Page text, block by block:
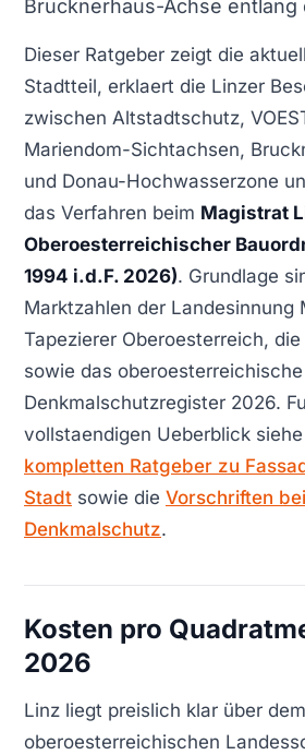
Brucknerhaus-Achse entlang
Dieser Ratgeber zeigt die
Stadtteil, erklaert die Linzer
zwischen Altstadtschutz,
Mariendom-Sichtachsen,
und Donau-Hochwasserzone
das Verfahren beim Magistrat
Oberoesterreichischer
1994 i.d.F. 2026). Grundlage
Marktzahlen der Landesinnung
Tapezierer Oberoesterreich, die
sowie das oberoesterreichische
Denkmalschutzregister 2026.
vollstaendigen Ueberblick
kompletten Ratgeber zu
Stadt sowie die Vorschriften
Denkmalschutz.
Kosten pro
2026
Linz liegt preislich klar über dem
oberoesterreichischen